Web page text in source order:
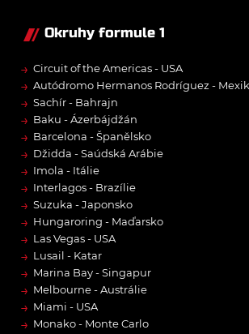
Okruhy formule 1
→ Circuit of the Americas - USA
→ Autódromo Hermanos Rodríguez -
→ Sachír - Bahrajn
→ Baku - Ázerbájdžán
→ Barcelona - Španělsko
→ Džidda - Saúdská Arábie
→ Imola - Itálie
→ Interlagos - Brazílie
→ Suzuka - Japonsko
→ Hungaroring - Maďarsko
→ Las Vegas - USA
→ Lusail - Katar
→ Marina Bay - Singapur
→ Melbourne - Austrálie
→ Miami - USA
→ Monako - Monte Carlo